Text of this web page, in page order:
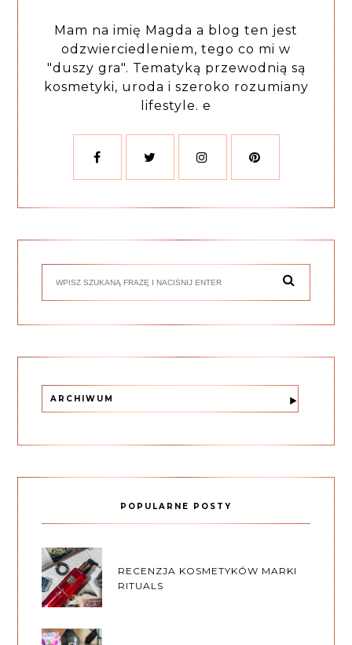
Mam na imię Magda a blog ten jest
odzwierciedleniem, tego co mi w
"duszy gra". Tematyką przewodnią są
kosmetyki, uroda i szeroko rozumiany
lifestyle. e
ARCHIWUM
POPULARNE POSTY
RECENZJA KOSMETYKÓW MARKI
RITUALS